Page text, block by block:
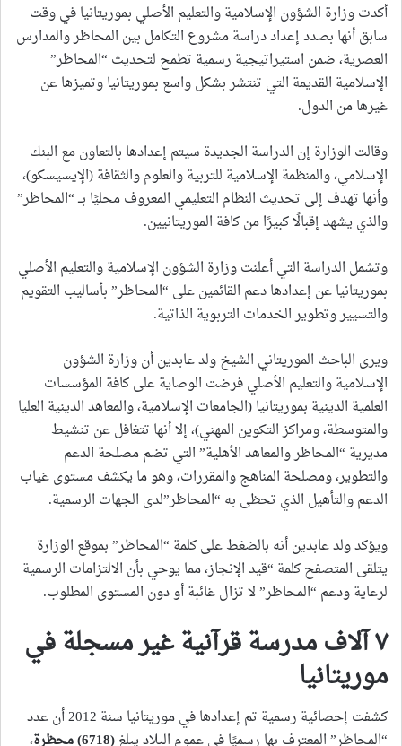
أكدت وزارة الشؤون الإسلامية والتعليم الأصلي بموريتانيا في وقت
سابق أنها بصدد إعداد دراسة مشروع التكامل بين المحاظر والمدارس
العصرية، ضمن استيراتيجية رسمية تطمح لتحديث “المحاظر”
الإسلامية القديمة التي تنتشر بشكل واسع بموريتانيا وتميزها عن
غيرها من الدول.
وقالت الوزارة إن الدراسة الجديدة سيتم إعدادها بالتعاون مع البنك
الإسلامي، والمنظمة الإسلامية للتربية والعلوم والثقافة (الإيسيسكو)،
وأنها تهدف إلى تحديث النظام التعليمي المعروف محليًا بــ “المحاظر”
والذي يشهد إقبالًا كبيرًا من كافة الموريتانيين.
وتشمل الدراسة التي أعلنت وزارة الشؤون الإسلامية والتعليم الأصلي
بموريتانيا عن إعدادها دعم القائمين على “المحاظر” بأساليب التقويم
والتسيير وتطوير الخدمات التربوية الذاتية.
ويرى الباحث الموريتاني الشيخ ولد عابدين أن وزارة الشؤون
الإسلامية والتعليم الأصلي فرضت الوصاية على كافة المؤسسات
العلمية الدينية بموريتانيا (الجامعات الإسلامية، والمعاهد الدينية العليا
والمتوسطة، ومراكز التكوين المهني)، إلا أنها تتغافل عن تنشيط
مديرية “المحاظر والمعاهد الأهلية” التي تضم مصلحة الدعم
والتطوير، ومصلحة المناهج والمقررات، وهو ما يكشف مستوى غياب
الدعم والتأهيل الذي تحظى به “المحاظر”لدى الجهات الرسمية.
ويؤكد ولد عابدين أنه بالضغط على كلمة “المحاظر” بموقع الوزارة
يتلقى المتصفح كلمة “قيد الإنجاز، مما يوحي بأن الالتزامات الرسمية
لرعاية ودعم “المحاظر” لا تزال غائبة أو دون المستوى المطلوب.
٧ آلاف مدرسة قرآنية غير مسجلة في
موريتانيا
كشفت إحصائية رسمية تم إعدادها في موريتانيا سنة 2012 أن عدد
“المحاظر” المعترف بها رسميًا في عموم البلاد يبلغ(6718) محظرة،